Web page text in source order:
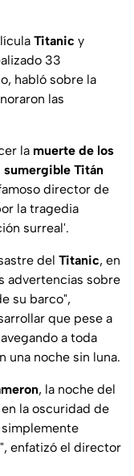
Titanic y
33
habló sobre la
las
la muerte de los
sumergible Titán
director de
la tragedia
surreal'.
del Titanic, en
advertencias sobre
su barco",
que pese a
a toda
una noche sin luna.
, la noche del
la oscuridad de
enfatizó el director